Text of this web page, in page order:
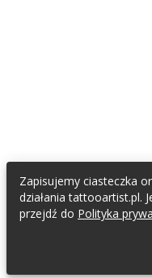
Zapisujemy ciasteczka
działania tattooartist.pl.
przejdź do Polityka